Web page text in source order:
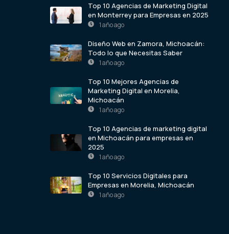
Top 10 Agencias de Marketing Digital
en Monterrey para Empresas en 2025
1 año ago
Diseño Web en Zamora, Michoacán:
Todo lo que Necesitas Saber
1 año ago
Top 10 Mejores Agencias de
Marketing Digital en Morelia,
Michoacán
1 año ago
Top 10 Agencias de marketing digital
en Michoacán para empresas en
2025
1 año ago
Top 10 Servicios Digitales para
Empresas en Morelia, Michoacán
1 año ago